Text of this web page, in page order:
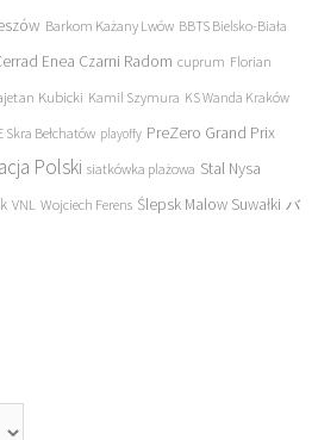
Barkom Każany Lwów BBTS Bielsko-Biała
Enea Czarni Radom cuprum Florian
Kubicki Kamil Szymura KS Wanda Kraków
Skra Bełchatów playoffy PreZero Grand Prix
Polski siatkówka plażowa Stal Nysa
VNL Wojciech Ferens Ślepsk Malow Suwałki バ